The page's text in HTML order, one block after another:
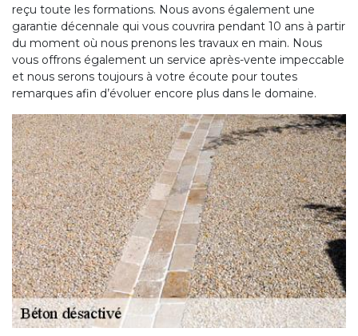
reçu toute les formations. Nous avons également une
garantie décennale qui vous couvrira pendant 10 ans à partir
du moment où nous prenons les travaux en main. Nous
vous offrons également un service après-vente impeccable
et nous serons toujours à votre écoute pour toutes
remarques afin d’évoluer encore plus dans le domaine.